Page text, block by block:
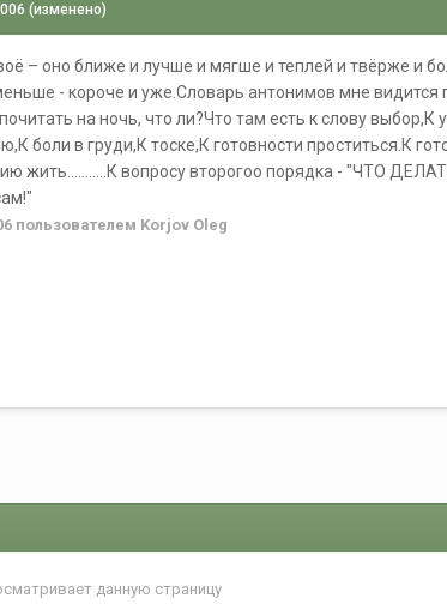
(изменено)
– оно ближе и лучше и мягше и теплей и твёрже и
- короче и уже.Словарь антонимов мне
на ночь, что ли?Что там есть к слову
боли в груди,К тоске,К готовности проститься.К
жить………..К вопросу второгоо порядка - "ЧТО
пользователем Korjov Oleg
данную страницу